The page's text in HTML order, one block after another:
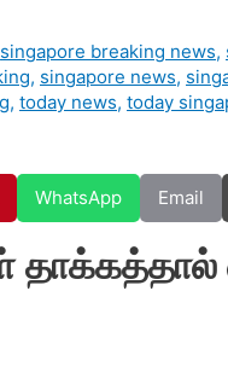
singapore breaking news,
, singapore news,
, today news, today
WhatsApp Email